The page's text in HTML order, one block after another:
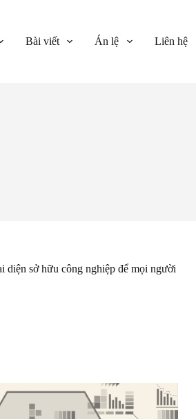
Bài viết Án lệ Liên hệ
diện sở hữu công nghiệp để mọi người